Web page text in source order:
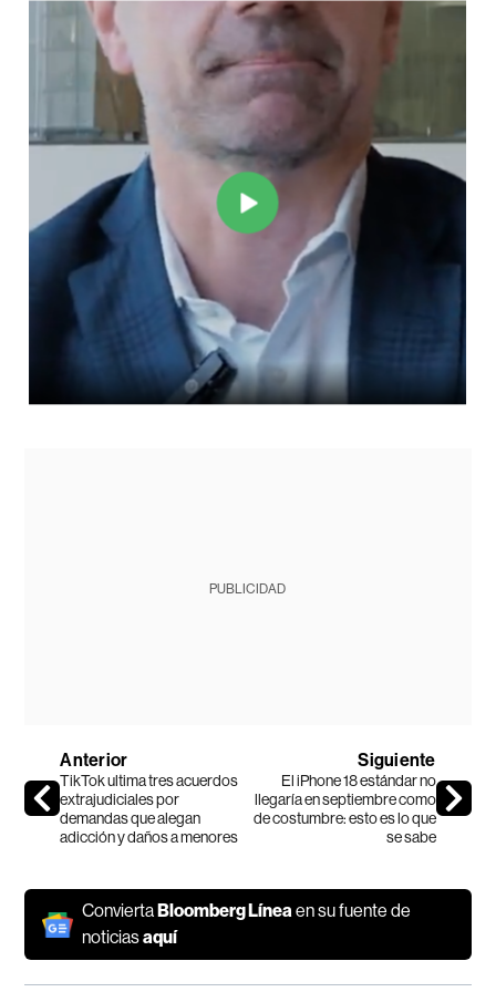
PUBLICIDAD
Anterior
TikTok ultima tres acuerdos
extrajudiciales por
demandas que alegan
adicción y daños a menores
Siguiente
El iPhone 18 estándar no
llegaría en septiembre como
de costumbre: esto es lo que
se sabe
Convierta Bloomberg Líneaen su fuente de
noticiasaquí